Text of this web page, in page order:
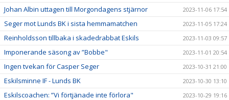
Johan Albin uttagen till Morgondagens stjärnor 2023-11-06 17:54
Seger mot Lunds BK i sista hemmamatchen 2023-11-05 17:24
Reinholdsson tillbaka i skadedrabbat Eskils 2023-11-03 09:57
Imponerande säsong av ”Bobbe" 2023-11-01 20:54
Ingen tvekan för Casper Seger 2023-10-31 21:00
Eskilsminne IF - Lunds BK 2023-10-30 13:10
Eskilscoachen: ”Vi förtjänade inte förlora" 2023-10-29 19:16